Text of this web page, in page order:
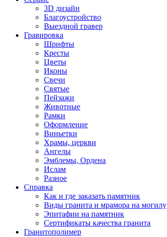
3D дизайн
Благоустройство
Выездной гравер
Гравировка
Шрифты
Кресты
Цветы
Иконы
Свечи
Святые
Пейзажи
Животные
Рамки
Оформление
Виньетки
Храмы, церкви
Ангелы
Эмблемы, Ордена
Ислам
Разное
Справка
Как и где заказать памятник
Виды гранита и мрамора на могилу
Эпитафии на памятник
Сертификаты качества гранита
Гранитополимер